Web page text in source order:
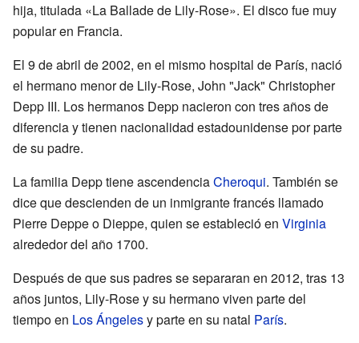
hija, titulada «La Ballade de Lily-Rose». El disco fue muy
popular en Francia.
El 9 de abril de 2002, en el mismo hospital de París, nació
el hermano menor de Lily-Rose, John "Jack" Christopher
Depp III. Los hermanos Depp nacieron con tres años de
diferencia y tienen nacionalidad estadounidense por parte
de su padre.
La familia Depp tiene ascendenciaCheroqui. También se
dice que descienden de un inmigrante francés llamado
Pierre Deppe o Dieppe, quien se estableció en Virginia
alrededor del año 1700.
Después de que sus padres se separaran en 2012, tras 13
años juntos, Lily-Rose y su hermano viven parte del
tiempo en Los Ángelesy parte en su natal París.